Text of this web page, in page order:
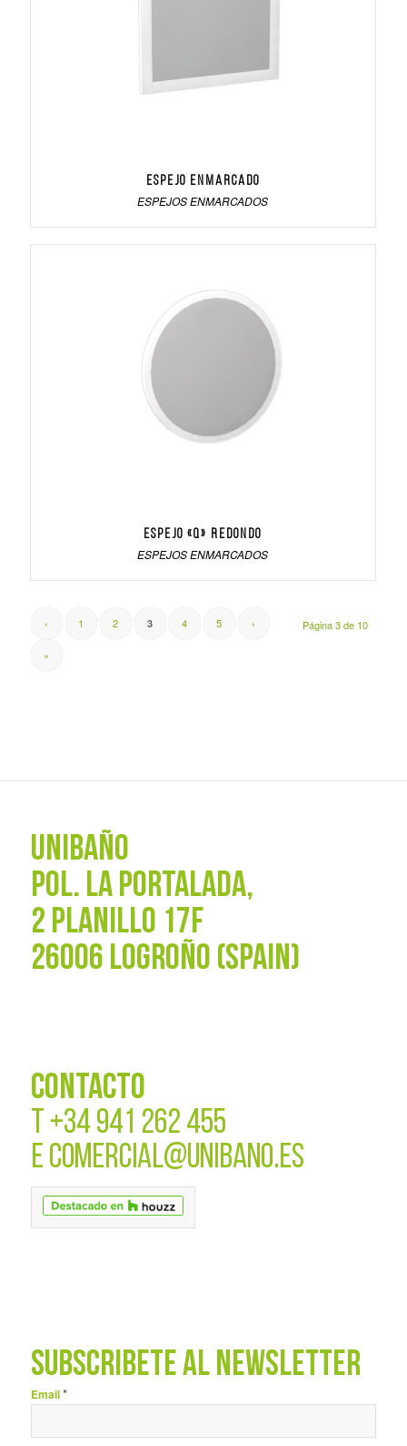
Espejo Enmarcado
ESPEJOS ENMARCADOS
Espejo «Q» Redondo
ESPEJOS ENMARCADOS
Página 3 de 10
‹ 1 2 3 4 5 ›
»
UNIBAÑO
POL. La Portalada,
2 PLANILLO 17F
26006 LOGROÑO (SPAIN)
CONTACTO
T +34 941 262 455
E COMERCIAL@UNIBANO.ES
SUBSCRÍBETE AL NEWSLETTER
Email*